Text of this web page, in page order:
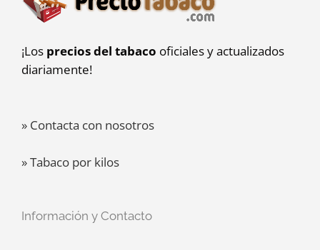
¡Los precios del tabaco oficiales y actualizados
diariamente!
» Contacta con nosotros
» Tabaco por kilos
Información y Contacto